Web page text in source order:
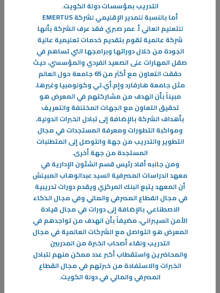
"المشاركة في معرض الـ ATD فرصة لعرض مهارات وابتكارات الموهوبين"
الإستراتيجية العامة للدفاع المدني والإخلاء
تسعى دولة الكويت كبقية دول العالم لتوحيد جهود أجهزتها المعنية لتحقيق
التدريب بمؤسسات دولة الكويت.
أما بالنسبة للمدير الإقليمي لشركة
للتعليم العالي أ. عمر صبري فقد عرف الشركة بأنها
شركة عالمية تقوم بتقديم خدمات تعليمية عالية
الجودة من خلال دوراتها وبرامجها التي تساهم في
صقل المهارات على الصعيد الفردي والمؤسسي، حيث
حققت التعاون مع أكثر من 65 جامعة حول العالم
مثل جامعة هارفارد وإم.أي.تي وكولومبيا وغيرها،
مبيناً بأن الهدف من مشاركتهم في المعرض هو
تحقيق التعاون مع الجهات المختلفة والتعريف
بأهداف الشركة بالإضافة إلى تبادل الخبرات الدولية،
ومواكبة التطورات ومعرفة المستجدات في مجال
التطوير والتدريب من جهة والتوصل إلى المتطلبات
المستجدة من جهة أخرى.
ومن جانبه أفاد رئيس قسم الشئون الإدارية في
معهد الدراسات المصرفية السيد عبدالوهاب المبيلش
أن المعهد يتبع البنك المركزي ويقدم دورات تدريبية
في مجال القطاع المصرفي والمالي وفي مجال الذكاء
الاصطناعي بالإضافة إلى دورات في مجال قيادة
الأمن السيبراني، مضيفاً بأن الهدف من تواجدهم في
المعرض هو التواصل مع الشركات العالمية في مجال
التدريب ولقاء أصحاب الخبرة من المدربين
والمحاضرين واستقطاب أكبر عدد ممكن منهم لتبادل
الخبرات والاستفادة من خبرتهم في مجال القطاع
المصرفي والمالي في دولة الكويت.